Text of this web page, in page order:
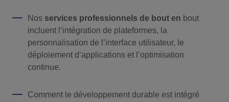
Nos services professionnels de bout en bout
incluent l’intégration de plateformes, la
personnalisation de l’interface utilisateur, le
déploiement d’applications et l’optimisation
continue.
Comment le développement durable est intégré